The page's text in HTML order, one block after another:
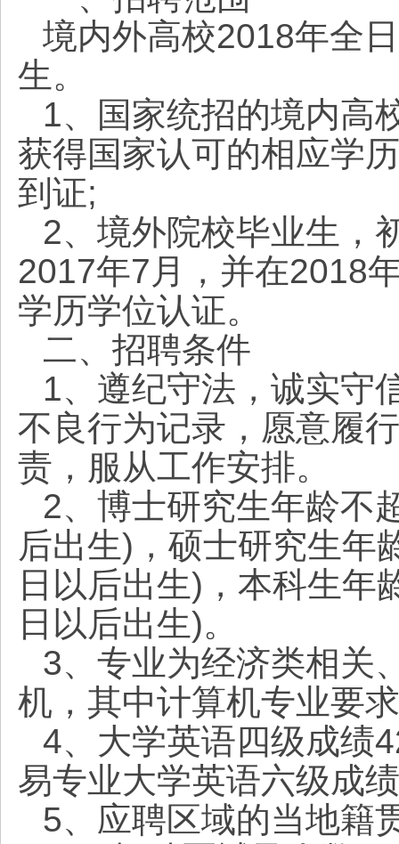
境内外高校2018年全
生。
1、国家统招的境内高
获得国家认可的相应学
到证;
2、境外院校毕业生，
2017年7月，并在2018
学历学位认证。
二、招聘条件
1、遵纪守法，诚实守
不良行为记录，愿意履
责，服从工作安排。
2、博士研究生年龄不
后出生)，硕士研究生年
日以后出生)，本科生年
日以后出生)。
3、专业为经济类相关
机，其中计算机专业要
4、大学英语四级成绩
易专业大学英语六级成
5、应聘区域的当地籍